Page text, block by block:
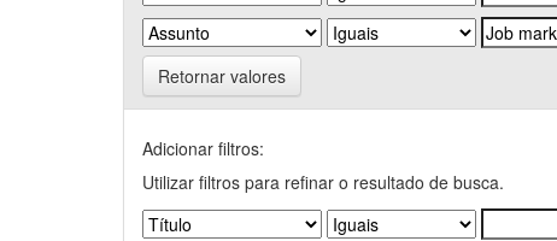
Retornar valores
Adicionar filtros:
Utilizar filtros para refinar o resultado de busca.